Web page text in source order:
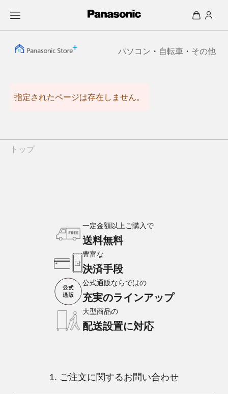
パソコン ・ 自転車 ・ その他
指定されたページは存在しません。
トップ
一定金額以上ご購入で
送料無料
豊富な
決済手段
公式通販ならではの
充実のラインアップ
大型商品の
配送設置に対応
1. ご注文に関するお問い合わせ